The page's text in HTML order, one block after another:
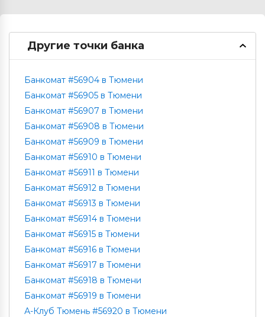
Другие точки банка
Банкомат #56904 в Тюмени
Банкомат #56905 в Тюмени
Банкомат #56907 в Тюмени
Банкомат #56908 в Тюмени
Банкомат #56909 в Тюмени
Банкомат #56910 в Тюмени
Банкомат #56911 в Тюмени
Банкомат #56912 в Тюмени
Банкомат #56913 в Тюмени
Банкомат #56914 в Тюмени
Банкомат #56915 в Тюмени
Банкомат #56916 в Тюмени
Банкомат #56917 в Тюмени
Банкомат #56918 в Тюмени
Банкомат #56919 в Тюмени
А-Клуб Тюмень #56920 в Тюмени